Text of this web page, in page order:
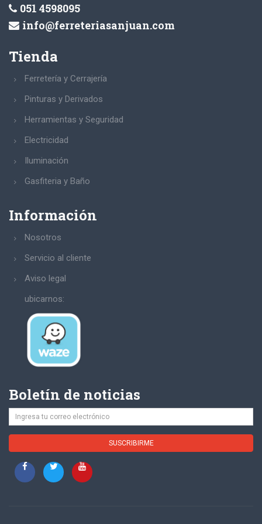
051 4598095
info@ferreteriasanjuan.com
Tienda
Ferretería y Cerrajería
Pinturas y Derivados
Herramientas y Seguridad
Electricidad
Iluminación
Gasfiteria y Baño
Información
Nosotros
Servicio al cliente
Aviso legal
ubicarnos:
Boletín de noticias